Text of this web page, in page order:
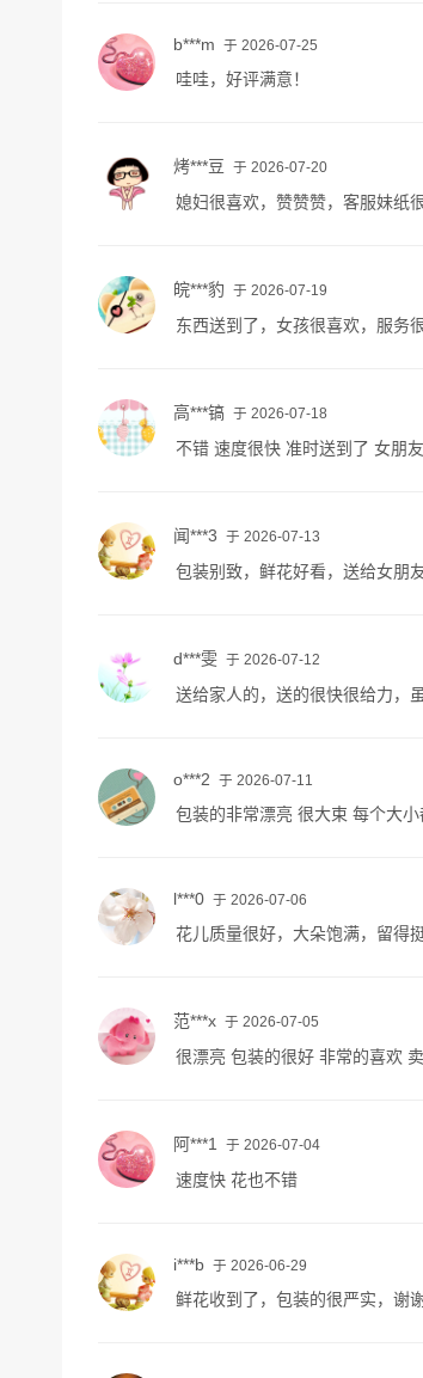
b***m 于 2026-07-25
哇哇，好评满意！
烤***豆 于 2026-07-20
媳妇很喜欢，赞赞赞，客服妹纸
皖***豹 于 2026-07-19
东西送到了，女孩很喜欢，服务
高***镐 于 2026-07-18
不错 速度很快 准时送到了 女朋
闻***3 于 2026-07-13
包装别致，鲜花好看，送给女朋
d***雯 于 2026-07-12
送给家人的，送的很快很给力，
o***2 于 2026-07-11
包装的非常漂亮 很大束 每个大小
l***0 于 2026-07-06
花儿质量很好，大朵饱满，留得
范***x 于 2026-07-05
很漂亮 包装的很好 非常的喜欢
阿***1 于 2026-07-04
速度快 花也不错
i***b 于 2026-06-29
鲜花收到了，包装的很严实，谢